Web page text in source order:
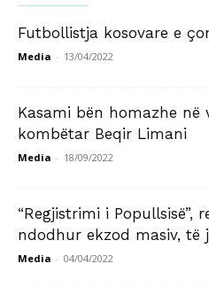
Futbollistja kosovare e
Media - 13/04/2022
Kasami bën homazhe në
kombëtar Beqir Limani
Media - 18/09/2022
“Regjistrimi i Popullsisë”,
ndodhur ekzod masiv, të
Media - 04/04/2022